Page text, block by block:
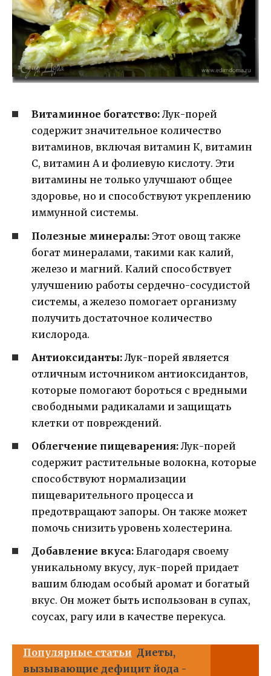
Витаминное богатство: Лук-порей
содержит значительное количество
витаминов, включая витамин К, витамин
С, витамин А и фолиевую кислоту. Эти
витамины не только улучшают общее
здоровье, но и способствуют укреплению
иммунной системы.
Полезные минералы: Этот овощ также
богат минералами, такими как калий,
железо и магний. Калий способствует
улучшению работы сердечно-сосудистой
системы, а железо помогает организму
получить достаточное количество
кислорода.
Антиоксиданты: Лук-порей является
отличным источником антиоксидантов,
которые помогают бороться с вредными
свободными радикалами и защищать
клетки от повреждений.
Облегчение пищеварения: Лук-порей
содержит растительные волокна, которые
способствуют нормализации
пищеварительного процесса и
предотвращают запоры. Он также может
помочь снизить уровень холестерина.
Добавление вкуса: Благодаря своему
уникальному вкусу, лук-порей придает
вашим блюдам особый аромат и богатый
вкус. Он может быть использован в супах,
соусах, рагу или в качестве перекуса.
Популярные статьи Диеты,
вызывающие дефицит йода -